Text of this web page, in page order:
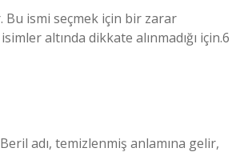
Bu ismi seçmek için bir zarar
altında dikkate alınmadığı için.6
adı, temizlenmiş anlamına gelir,